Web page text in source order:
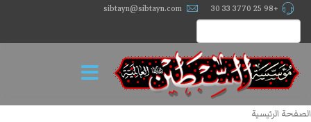
+98 25 3770 33 30
sibtayn@sibtayn.com
الصفحة الرئيسية